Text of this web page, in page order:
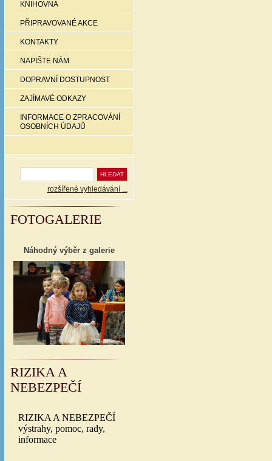
KNIHOVNA
PŘIPRAVOVANÉ AKCE
KONTAKTY
NAPIŠTE NÁM
DOPRAVNÍ DOSTUPNOST
ZAJÍMAVÉ ODKAZY
INFORMACE O ZPRACOVÁNÍ
OSOBNÍCH ÚDAJŮ
rozšířené vyhledávání ...
FOTOGALERIE
Náhodný výběr z galerie
RIZIKA A
NEBEZPEČÍ